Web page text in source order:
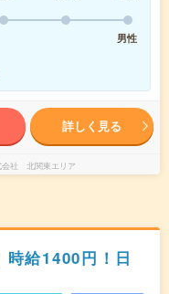
男性
詳しく見る
会社 北関東エリア
時給1400円！日